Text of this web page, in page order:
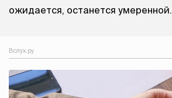
ожидается, останется умеренной.
Вслух.ру